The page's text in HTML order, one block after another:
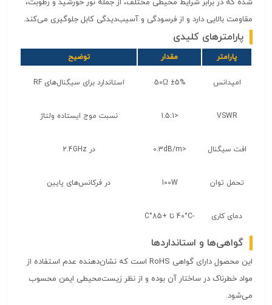
شده که در برابر شرایط محیطی مختلف، از جمله نور خورشید و رطوبت،
مقاومت بالایی دارد و از فرسودگی و آسیب‌دیدگی کابل جلوگیری می‌کند.
پارامترهای کلیدی
پارامتر مقدار توضیح
امپدانس 50Ω ±5% استاندارد برای سیگنال‌های RF
VSWR
<1.5:1 نسبت موج ایستاده ولتاژ
افت سیگنال <0.3dB/m در 2.4GHz
تحمل توان 100W در فرکانس‌های پایین
دمای کاری -40°C تا +85°C
گواهی‌ها و استانداردها
این محصول دارای گواهی RoHS است که نشان‌دهنده عدم استفاده از
مواد خطرناک در ساختار آن بوده و از نظر زیست‌محیطی ایمن محسوب
می‌شود.